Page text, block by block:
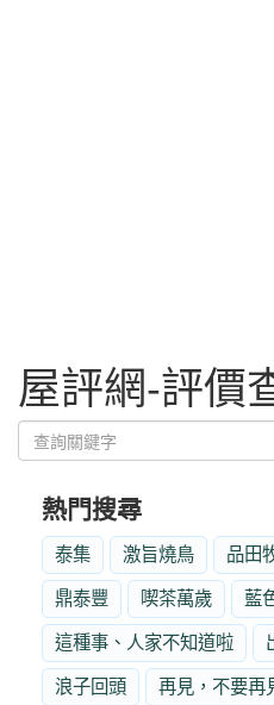
屋評網-評價
熱門搜尋
泰集 激旨燒鳥 品田
鼎泰豐 喫茶萬歲 藍
這種事、人家不知道啦
浪子回頭 再見，不要再